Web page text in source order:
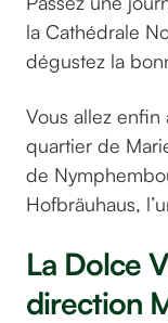
la Cathédrale
dégustez la
Vous allez
quartier de
de
Hofbräuhaus,
La Dolce
direction